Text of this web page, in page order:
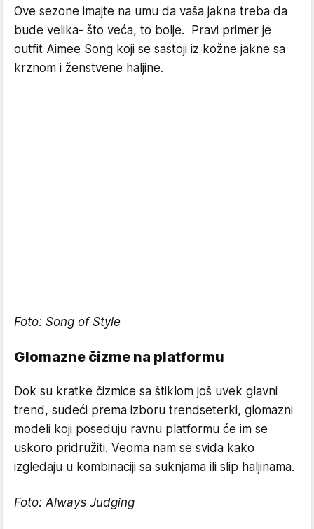
Ove sezone imajte na umu da vaša jakna treba da
bude velika- što veća, to bolje. Pravi primer je
outfit Aimee Song koji se sastoji iz kožne jakne sa
krznom i ženstvene haljine.
Foto: Song of Style
Glomazne čizme na platformu
Dok su kratke čizmice sa štiklom još uvek glavni
trend, sudeći prema izboru trendseterki, glomazni
modeli koji poseduju ravnu platformu će im se
uskoro pridružiti. Veoma nam se sviđa kako
izgledaju u kombinaciji sa suknjama ili slip haljinama.
Foto: Always Judging